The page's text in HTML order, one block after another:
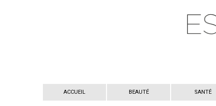
ACCUEIL BEAUTÉ SANTÉ